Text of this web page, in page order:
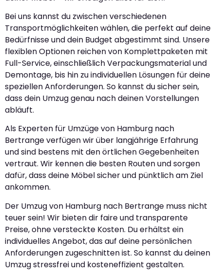
Bei uns kannst du zwischen verschiedenen
Transportmöglichkeiten wählen, die perfekt auf deine
Bedürfnisse und dein Budget abgestimmt sind. Unsere
flexiblen Optionen reichen von Komplettpaketen mit
Full-Service, einschließlich Verpackungsmaterial und
Demontage, bis hin zu individuellen Lösungen für deine
speziellen Anforderungen. So kannst du sicher sein,
dass dein Umzug genau nach deinen Vorstellungen
abläuft.
Als Experten für Umzüge von Hamburg nach
Bertrange verfügen wir über langjährige Erfahrung
und sind bestens mit den örtlichen Gegebenheiten
vertraut. Wir kennen die besten Routen und sorgen
dafür, dass deine Möbel sicher und pünktlich am Ziel
ankommen.
Der Umzug von Hamburg nach Bertrange muss nicht
teuer sein! Wir bieten dir faire und transparente
Preise, ohne versteckte Kosten. Du erhältst ein
individuelles Angebot, das auf deine persönlichen
Anforderungen zugeschnitten ist. So kannst du deinen
Umzug stressfrei und kosteneffizient gestalten.